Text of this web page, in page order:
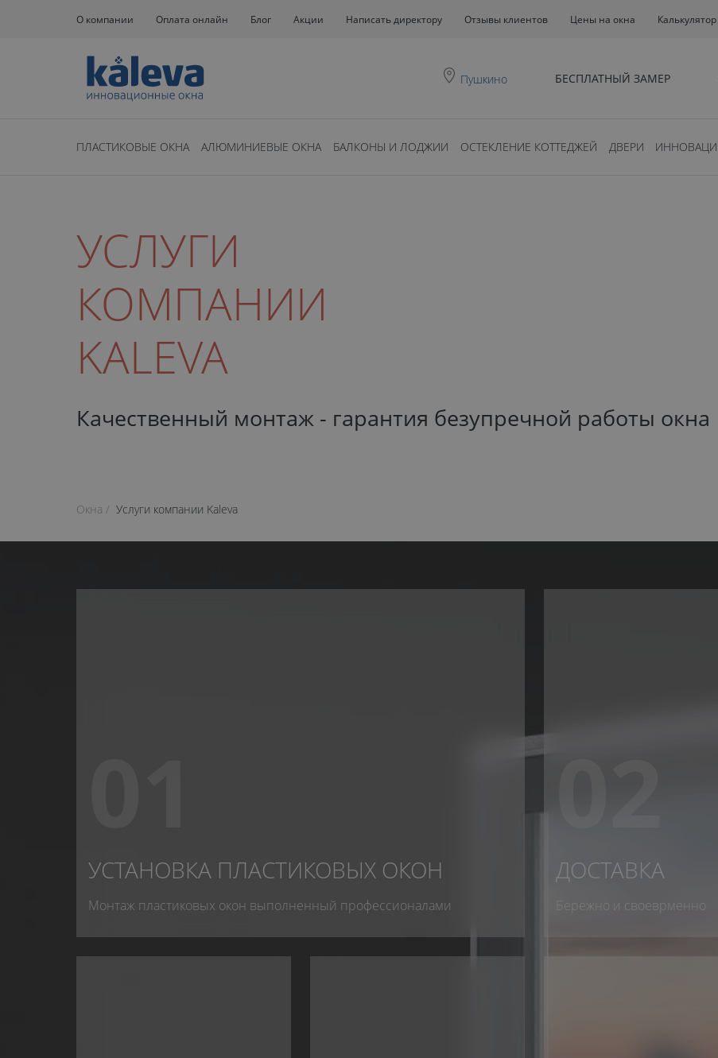
О компании Оплата онлайн Блог Акции Написать директору Отзывы клиентов Цены на окна
Пушкино БЕСПЛАТНЫЙ ЗАМЕР
ПЛАСТИКОВЫЕ ОКНА АЛЮМИНИЕВЫЕ ОКНА БАЛКОНЫ И ЛОДЖИИ ОСТЕКЛЕНИЕ КОТТЕДЖЕЙ ДВЕРИ
УСЛУГИ
КОМПАНИИ
KALEVA
Качественный монтаж - гарантия безупречной работы окна
Окна Услуги компании Kaleva
УСТАНОВКА ПЛАСТИКОВЫХ ОКОН
Монтаж пластиковых окон выполненный профессионалами
02
ДОСТАВКА
Бережно и своеврменно